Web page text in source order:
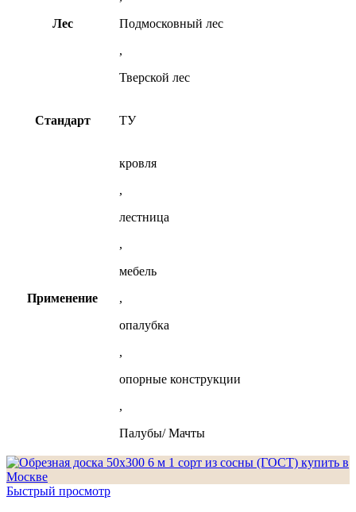
Лес
Подмосковный лес
,
Тверской лес
Стандарт ТУ
Применение
кровля
,
лестница
,
мебель
,
опалубка
,
опорные конструкции
,
Палубы/ Мачты
Быстрый просмотр